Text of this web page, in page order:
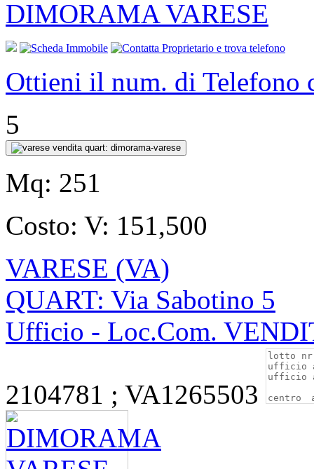
DIMORAMA VARESE
Ottieni il num. di Telefono
5
Mq: 251
Costo: V: 151,500
VARESE (VA)
QUART: Via Sabotino 5
Ufficio - Loc.Com.
2104781 ; VA1265503